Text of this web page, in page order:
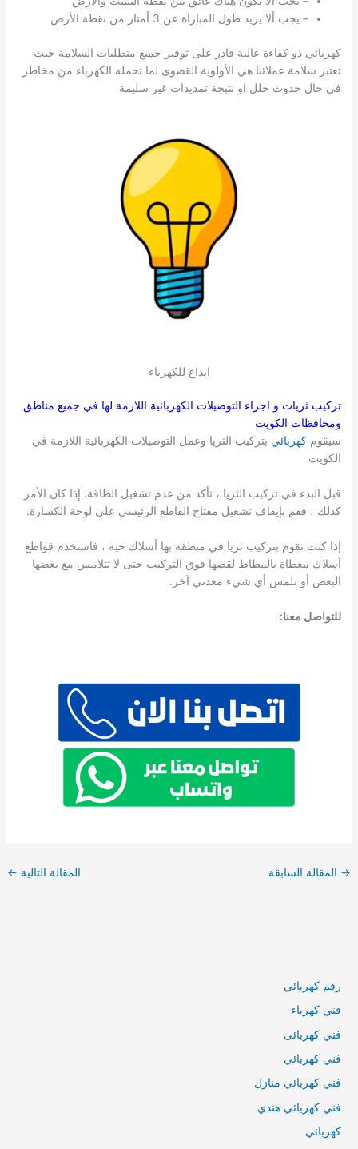
– يجب ألا يزيد طول المباراة عن 3 أمتار من نقطة الأرض
كهربائي ذو كفاءة عالية قادر على توفير جميع متطلبات السلامة حيث
تعتبر سلامة عملائنا هي الأولوية القصوى لما تحمله الكهرباء من مخاطر
في حال حدوث خلل او نتيجة تمديدات غير سليمة
ابداع للكهرباء
تركيب ثريات و اجراء التوصيلات الكهربائية اللازمة لها في جميع مناطق
ومحافظات الكويت
سيقومكهربائي بتركيب الثريا وعمل التوصيلات الكهربائية اللازمة في
الكويت
قبل البدء في تركيب الثريا ، تأكد من عدم تشغيل الطاقة. إذا كان الأمر
كذلك ، فقم بإيقاف تشغيل مفتاح القاطع الرئيسي على لوحة الكسارة.
إذا كنت تقوم بتركيب ثريا في منطقة بها أسلاك حية ، فاستخدم قواطع
أسلاك مغطاة بالمطاط لقصها فوق التركيب حتى لا تتلامس مع بعضها
البعض أو تلمس أي شيء معدني آخر.
للتواصل معنا:
→ المقالة السابقة المقالة التالية ←
رقم كهربائي
فني كهرباء
فني كهربائى
فني كهربائي
فني كهربائي منازل
فني كهربائي هندي
كهربائي